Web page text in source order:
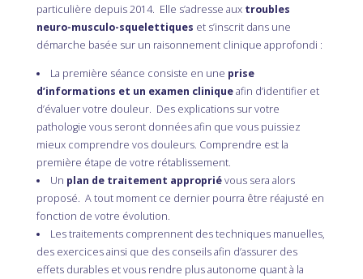
particulière depuis 2014. Elle s’adresse auxtroubles
neuro-musculo-squelettiques et s’inscrit dans une
démarche basée sur un raisonnement clinique approfondi :
La première séance consiste en une prise
d’informations et un examen cliniqueafin d’identifier et
d’évaluer votre douleur. Des explications sur votre
pathologie vous seront données afin que vous puissiez
mieux comprendre vos douleurs. Comprendre est la
première étape de votre rétablissement.
Un plan de traitement appropriévous sera alors
proposé. A tout moment ce dernier pourra être réajusté en
fonction de votre évolution.
Les traitements comprennent des techniques manuelles,
des exercices ainsi que des conseils afin d’assurer des
effets durables et vous rendre plus autonome quant à la